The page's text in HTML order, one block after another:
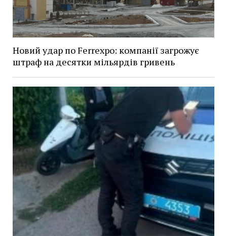
Новий удар по Ferrexpo: компанії загрожує
штраф на десятки мільярдів гривень